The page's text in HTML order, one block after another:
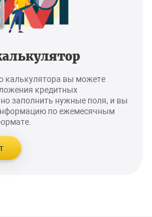
калькулятора вы можете
кредитных
заполнить нужные поля, и вы
по ежемесячным